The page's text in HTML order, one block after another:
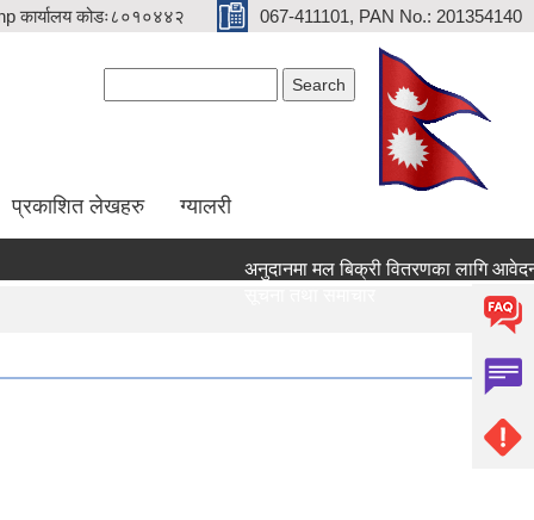
कार्यालय कोडः८०१०४४२ 067-411101, PAN No.: 201354140
प्रकाशित लेखहरु ग्यालरी
अनुदानमा मल बिक्री वितरणका लागि आवेदन